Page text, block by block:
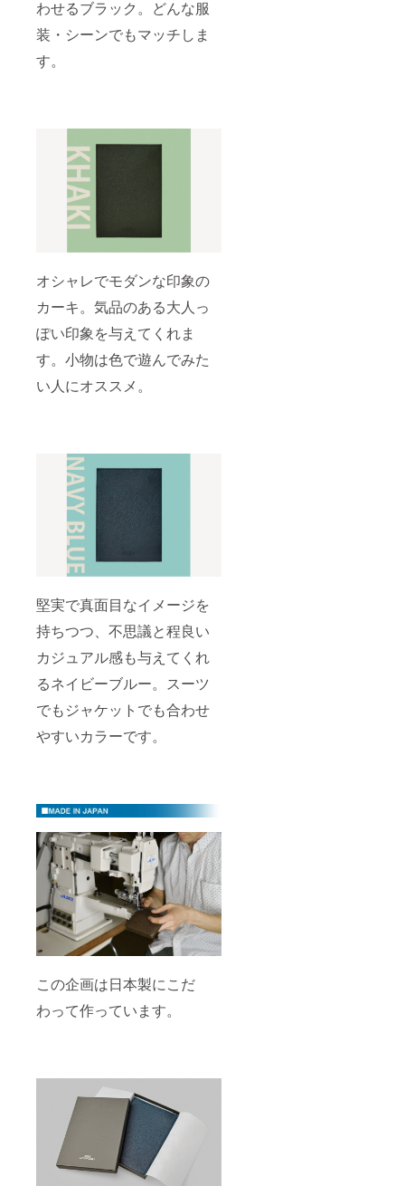
わせるブラック。どんな服
装・シーンでもマッチしま
す。
オシャレでモダンな印象の
カーキ。気品のある大人っ
ぽい印象を与えてくれま
す。小物は色で遊んでみた
い人にオススメ。
堅実で真面目なイメージを
持ちつつ、不思議と程良い
カジュアル感も与えてくれ
るネイビーブルー。スーツ
でもジャケットでも合わせ
やすいカラーです。
この企画は日本製にこだ
わって作っています。